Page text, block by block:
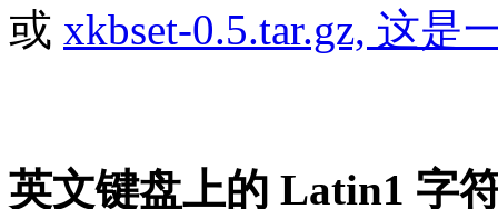
或 xkbset-0.5.tar.gz, 这是
英文键盘上的 Latin1 字